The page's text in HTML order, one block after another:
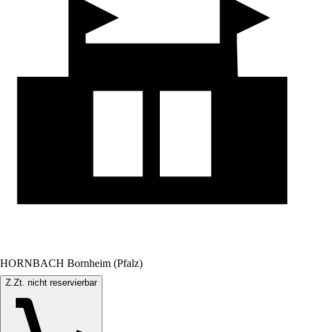
HORNBACH Bornheim (Pfalz)
Z.Zt. nicht reservierbar